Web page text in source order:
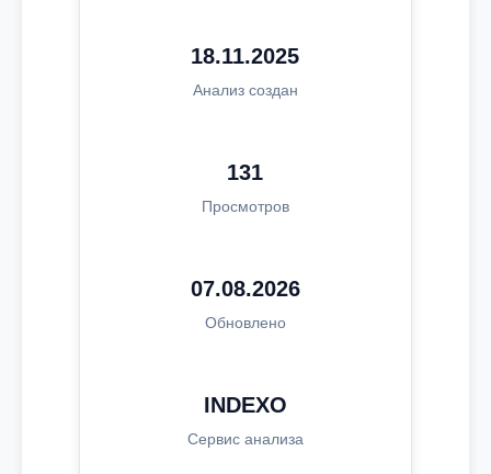
18.11.2025
Анализ создан
131
Просмотров
07.08.2026
Обновлено
INDEXO
Сервис анализа